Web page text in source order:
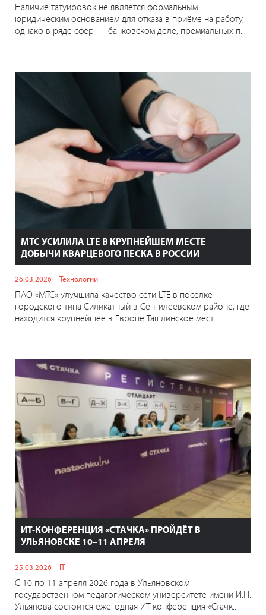
Наличие татуировок не является формальным
юридическим основанием для отказа в приёме на работу,
однако в ряде сфер — банковском деле, премиальных п...
МТС УСИЛИЛА LTE В КРУПНЕЙШЕМ МЕСТЕ
ДОБЫЧИ КВАРЦЕВОГО ПЕСКА В РОССИИ
26.03.2026 Технологии
ПАО «МТС» улучшила качество сети LTE в поселке
городского типа Силикатный в Сенгилеевском районе, где
находится крупнейшее в Европе Ташлинское мест...
ИТ-КОНФЕРЕНЦИЯ «СТАЧКА» ПРОЙДЁТ В
УЛЬЯНОВСКЕ 10–11 АПРЕЛЯ
25.03.2026 IT
С 10 по 11 апреля 2026 года в Ульяновском
государственном педагогическом университете имени И.Н.
Ульянова состоится ежегодная ИТ-конференция «Стачк...